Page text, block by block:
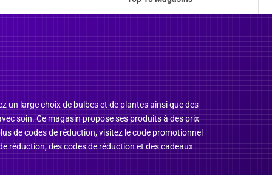
un large choix de bulbes et de plantes ainsi que des
soin. Ce magasin propose ses produits à des prix
de codes de réduction, visitez le code promotionnel
réduction, des codes de réduction et des cadeaux